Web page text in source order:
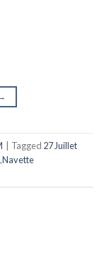
Tagged 27 Juillet
,Navette